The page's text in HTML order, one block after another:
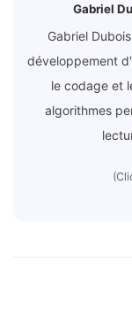
Gabriel
Gabriel
développement
le codage et
algorithmes